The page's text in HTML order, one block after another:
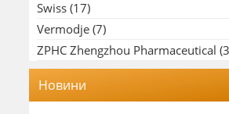
Swiss (17)
Vermodje (7)
ZPHC Zhengzhou Pharmaceutical
Новини